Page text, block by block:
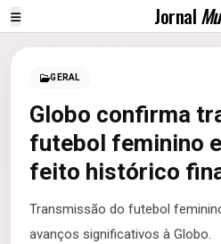
Jornal
GERAL
Globo confirma
futebol feminino
feito histórico
Transmissão do futebol
avanços significativos à Globo.